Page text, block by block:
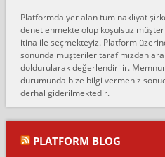
Ankara Alicanlar naklyat tel 5465524025.
Konya ya Alicanlar naklyat la anlaştık bu
fiyatın mazoto gele...
Fatih kokmese:
Diyarbakır dan eşyamı getirtmek için
Son anda fiyat artırdılar.. mecburiyetten
Ali:
Platformda yer alan tüm nakliyat
denetlenmekte olup koşulsuz
itina ile seçmekteyiz. Platform
sonunda müşteriler tarafımızdan
doldurularak değerlendirilir.
durumunda bize bilgi vermeniz
derhal giderilmektedir.
PLATFORM BLOG